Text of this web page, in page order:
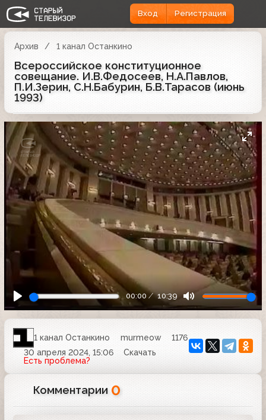
Вход Регистрация
Архив 1 канал Останкино
Всероссийское конституционное
совещание. И.В.Федосеев, Н.А.Павлов,
П.И.Зерин, С.Н.Бабурин, Б.В.Тарасов (июнь
1993)
00:00 10:39
1 канал Останкино murmeow
1176
30 апреля 2024, 15:06
Скачать
Есть проблема?
Комментарии 0